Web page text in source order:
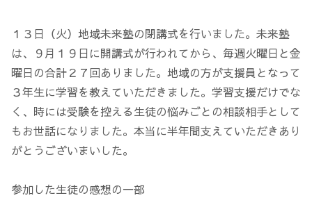
１３日（火）地域未来塾の閉講式を行いました。未来塾
は、９月１９日に開講式が行われてから、毎週火曜日と金
曜日の合計２７回ありました。地域の方が支援員となって
３年生に学習を教えていただきました。学習支援だけでな
く、時には受験を控える生徒の悩みごとの相談相手として
もお世話になりました。本当に半年間支えていただきあり
がとうございまいした。
参加した生徒の感想の一部